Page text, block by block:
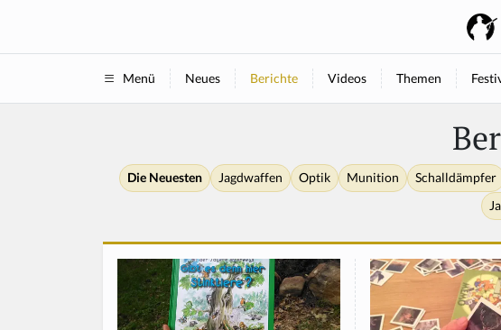
Menü Neues Berichte Videos Themen
Die Neuesten Jagdwaffen Optik Munition Schalldämpfer